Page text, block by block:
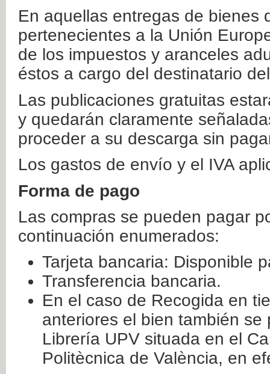
En aquellas entregas de bienes
pertenecientes a la Unión
de los impuestos y aranceles
éstos a cargo del destinatario
Las publicaciones gratuitas
y quedarán claramente
proceder a su descarga sin
Los gastos de envío y el IVA
Forma de pago
Las compras se pueden pagar
continuación enumerados:
Tarjeta bancaria: Disponible
Transferencia bancaria.
En el caso de Recogida en
anteriores el bien también
Librería UPV situada en el
Politècnica de València, en